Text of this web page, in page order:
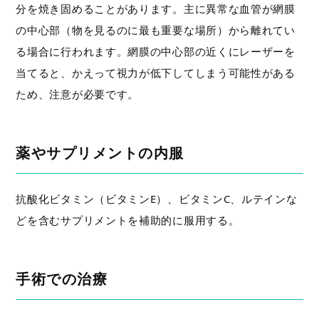
分を焼き固めることがあります。主に異常な血管が網膜
の中心部（物を見るのに最も重要な場所）から離れてい
る場合に行われます。網膜の中心部の近くにレーザーを
当てると、かえって視力が低下してしまう可能性がある
ため、注意が必要です。
薬やサプリメントの内服
抗酸化ビタミン（ビタミンE）、ビタミンC、ルテインな
どを含むサプリメントを補助的に服用する。
手術での治療